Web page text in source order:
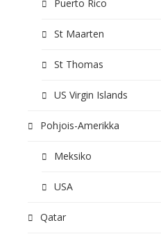
Puerto Rico
St Maarten
St Thomas
US Virgin Islands
Pohjois-Amerikka
Meksiko
USA
Qatar